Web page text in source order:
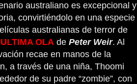
australiano es excepcional y
convirtiéndolo en una especie
australianas de terror de
OLA de Peter Weir. Al
recae en manos de la
a través de una niña, Thoomi
de su padre “zombie”, con